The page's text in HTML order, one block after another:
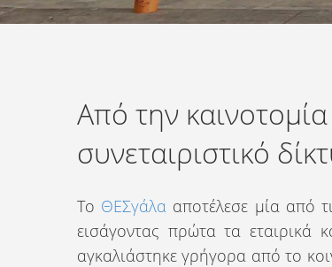
Από την
συνεταιριστικό
Το ΘΕΣγάλα αποτέλεσε μία από
εισάγοντας πρώτα τα
αγκαλιάστηκε γρήγορα από το